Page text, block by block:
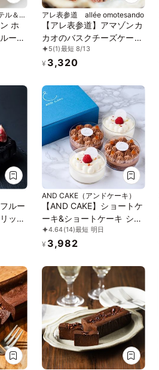
ル＆タ
ホ
ーツ
アレ表参道 allée omotesando
【アレ表参道】アマゾンカ
カオのバスクチーズケーキ
4号
5(1)最短 8/13
¥ 3,320
ルー
ップ
AND CAKE（アンドケーキ）
【AND CAKE】ショートケ
ーキ&ショートケーキ ショ
コラ 4P
4.64(14)最短 明日
¥ 3,982